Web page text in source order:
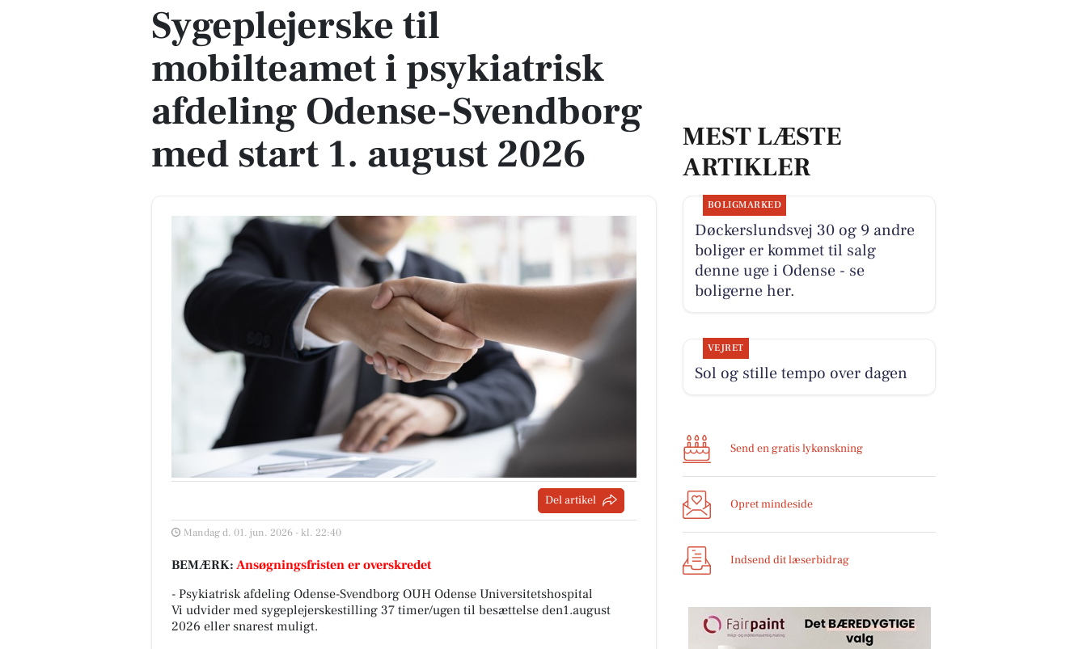
Sygeplejerske til
mobilteamet i psykiatrisk
afdeling Odense-Svendborg
med start 1. august 2026
Del artikel
Mandag d. 01. jun. 2026 - kl. 22:40
BEMÆRK: Ansøgningsfristen er overskredet
- Psykiatrisk afdeling Odense-Svendborg OUH Odense Universitetshospital
Vi udvider med sygeplejerskestilling 37 timer/ugen til besættelse den1.august
2026 eller snarest muligt.
MEST LÆSTE
ARTIKLER
BOLIGMARKED
Døckerslundsvej 30 og 9 andre
boliger er kommet til salg
denne uge i Odense - se
boligerne her.
VEJRET
Sol og stille tempo over dagen
Send en gratis lykønskning
Opret mindeside
Indsend dit læserbidrag